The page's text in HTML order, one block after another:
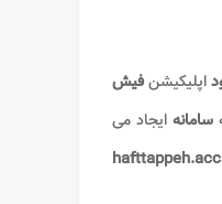
اپلیکیشنفیش
سامانه ایجاد می